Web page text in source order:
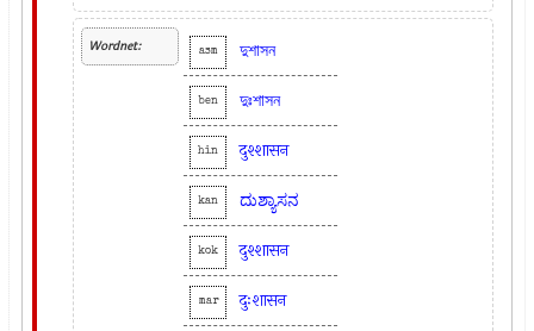
Wordnet: asm দুশাসন
ben দুঃশাসন
hin दुश्शासन
kan ದುಶ್ಯಾಸನ
kok दुश्शासन
mar दुःशासन